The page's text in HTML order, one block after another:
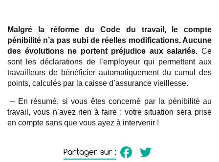
Malgré la réforme du Code du travail, le compte
pénibilité n’a pas subi de réelles modifications. Aucune
des évolutions ne portent préjudice aux salariés. Ce
sont les déclarations de l’employeur qui permettent aux
travailleurs de bénéficier automatiquement du cumul des
points, calculés par la caisse d’assurance vieillesse.
– En résumé, si vous êtes concerné par la pénibilité au
travail, vous n’avez rien à faire : votre situation sera prise
en compte sans que vous ayez à intervenir !
Partager sur : Facebook